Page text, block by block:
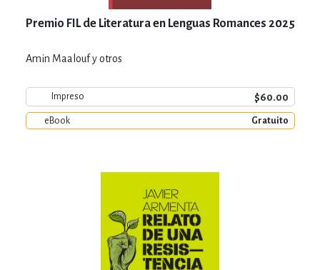
Premio FIL de Literatura en Lenguas Romances 2025
Amin Maalouf y otros
Impreso $60.00
eBook Gratuito